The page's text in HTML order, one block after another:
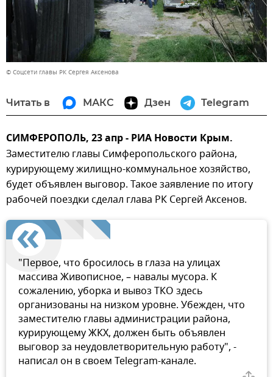
© Соцсети главы РК Сергея Аксенова
Читать в МАКС Дзен Telegram
СИМФЕРОПОЛЬ, 23 апр - РИА Новости Крым.
Заместителю главы Симферопольского района,
курирующему жилищно-коммунальное хозяйство,
будет объявлен выговор. Такое заявление по итогу
рабочей поездки сделал глава РК Сергей Аксенов.
"Первое, что бросилось в глаза на улицах
массива Живописное, – навалы мусора. К
сожалению, уборка и вывоз ТКО здесь
организованы на низком уровне. Убежден, что
заместителю главы администрации района,
курирующему ЖКХ, должен быть объявлен
выговор за неудовлетворительную работу", -
написал он в своем Telegram-канале.